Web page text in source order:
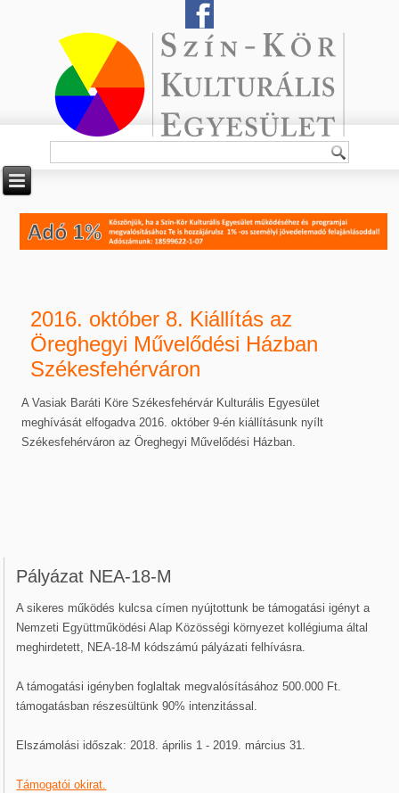
2016. október 8. Kiállítás az
Öreghegyi Művelődési Házban
Székesfehérváron
A Vasiak Baráti Köre Székesfehérvár Kulturális Egyesület
meghívását elfogadva 2016. október 9-én kiállításunk nyílt
Székesfehérváron az Öreghegyi Művelődési Házban.
Pályázat NEA-18-M
A sikeres működés kulcsa címen nyújtottunk be támogatási igényt a
Nemzeti Együttműködési Alap Közösségi környezet kollégiuma által
meghirdetett, NEA-18-M kódszámú pályázati felhívásra.
A támogatási igényben foglaltak megvalósításához 500.000 Ft.
támogatásban részesültünk 90% intenzitással.
Elszámolási időszak: 2018. április 1 - 2019. március 31.
Támogatói okirat.